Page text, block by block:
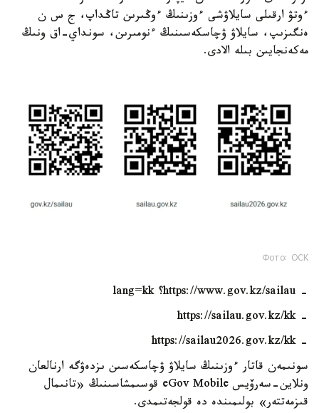
ءوتۋ ارقىلى سايلاۋشى ءوزىنىڭ ءوڭىرىن تاڭداپ، ج س ن
ەنگىزىپ، سايلاۋ ۋچاسكەسىنىڭ ءنومىرىن، سونداي-اق ونىڭ
مەكەنجايىن بىلە الادى.
Фото: ОСК
- https://www.gov.kz/sailau؟ lang=kk
- https://sailau.gov.kz/kk
- https://sailau2026.gov.kz/kk
سونىمەن قاتار ءوزىنىڭ سايلاۋ ۋچاسكەسىن ىزدەۋگە ارنالعان
ونلاين-سەرۆيس eGov Mobile قوسىمشاسىنىڭ «تانىمال
قىزمەتتەر» بولىمىندە دە قولجەتىمدى.